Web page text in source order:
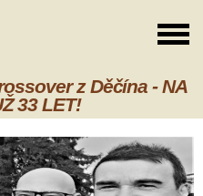
z Děčína - NA
33 LET!